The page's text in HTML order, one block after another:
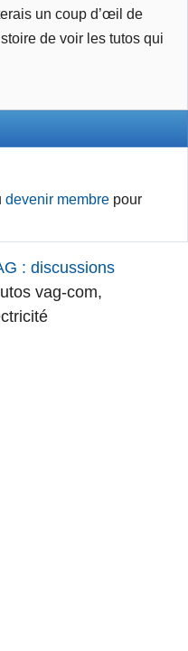
un coup d’œil de
de voir les tutos qui
devenir membre pour
: discussions
vag-com,